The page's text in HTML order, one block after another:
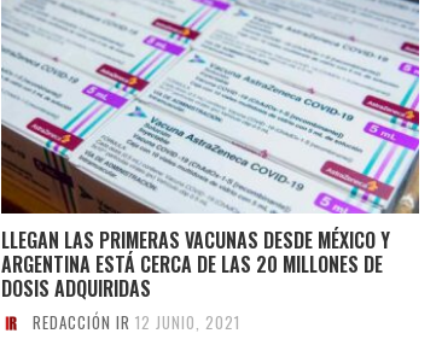
LLEGAN LAS PRIMERAS VACUNAS DESDE MÉXICO Y
ARGENTINA ESTÁ CERCA DE LAS 20 MILLONES DE
DOSIS ADQUIRIDAS
REDACCIÓN IR 12 JUNIO, 2021